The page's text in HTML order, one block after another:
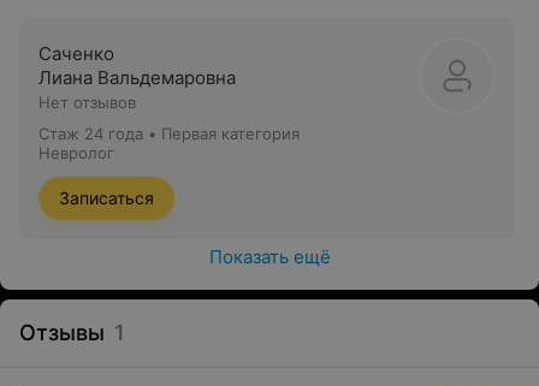
Саченко
Лиана Вальдемаровна
Нет отзывов
Стаж 24 года • Первая категория
Невролог
Записаться
Показать ещё
Отзывы 1